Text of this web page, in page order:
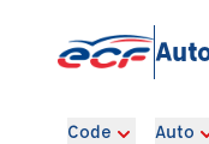
Code Auto